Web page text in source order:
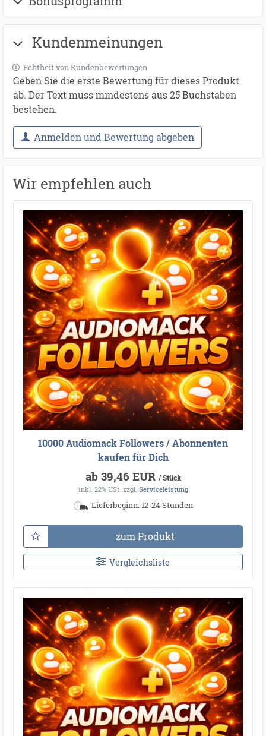
Kundenmeinungen
Echtheit von Kundenbewertungen
Geben Sie die erste Bewertung für dieses Produkt
ab. Der Text muss mindestens aus 25 Buchstaben
bestehen.
Anmelden und Bewertung abgeben
Wir empfehlen auch
10000 Audiomack Followers / Abonnenten
kaufen für Dich
ab 39,46 EUR / Stück
inkl. 22% USt. zzgl. Serviceleistung
Lieferbeginn: 12-24 Stunden
zum Produkt
Vergleichsliste